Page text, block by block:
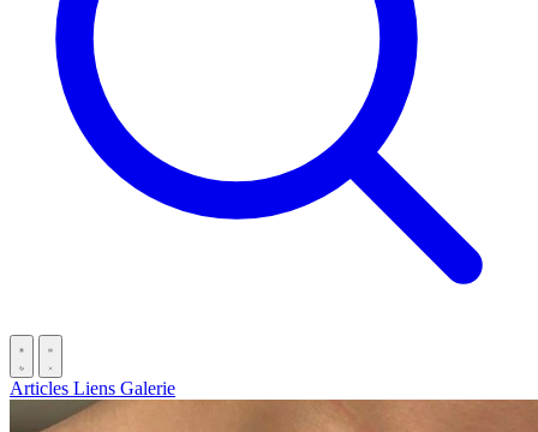
Articles Liens Galerie